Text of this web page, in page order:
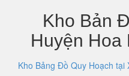
Kho Bản
Huyện Hoa
Kho Bảng Đồ Quy Hoạch tại